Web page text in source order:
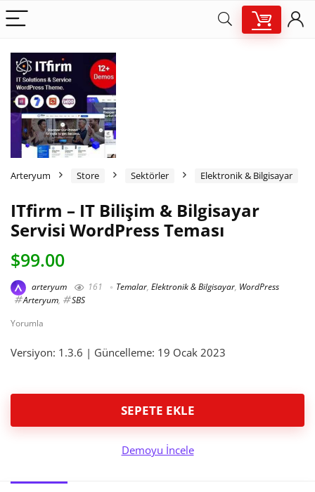
Arteryum Store Sektörler Elektronik & Bilgisayar
ITfirm – IT Bilişim & Bilgisayar
Servisi WordPress Teması
$99.00
arteryum 161 Temalar, Elektronik & Bilgisayar, WordPress
Arteryum,
SBS
Yorumla
Versiyon: 1.3.6 | Güncelleme: 19 Ocak 2023
SEPETE EKLE
Demoyu İncele